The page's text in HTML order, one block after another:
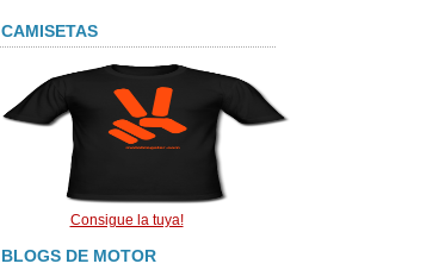
CAMISETAS
Consigue la tuya!
BLOGS DE MOTOR